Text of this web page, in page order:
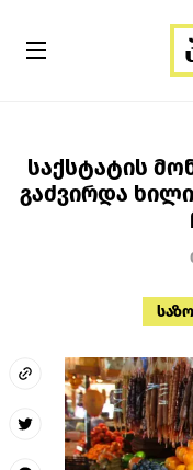
საქსტატის
გაძვირდა